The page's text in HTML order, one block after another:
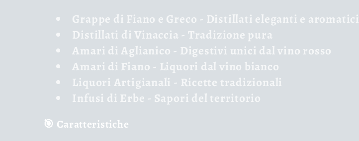
Grappe di Fiano e Greco - Distillati eleganti e aromatici
Distillati di Vinaccia - Tradizione pura
Amari di Aglianico - Digestivi unici dal vino rosso
Amari di Fiano - Liquori dal vino bianco
Liquori Artigianali - Ricette tradizionali
Infusi di Erbe - Sapori del territorio
🎯 Caratteristiche